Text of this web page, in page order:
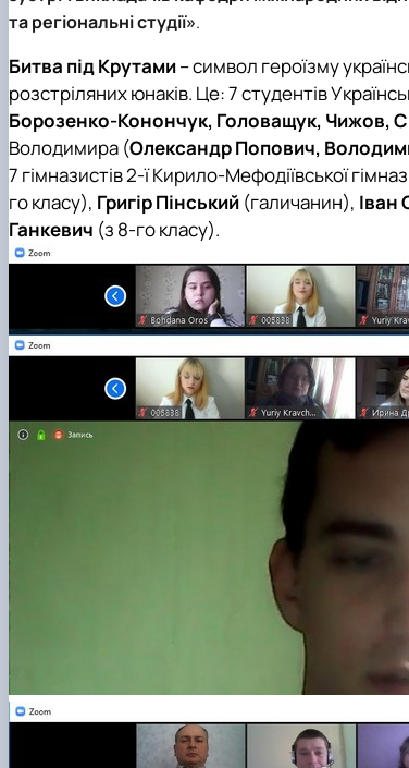
Фотостудія
Телестудія
Галерея відомих випускників
Відповідальні за інформаційне наповнення
Виховна робота
Пам'яті студентів та випускників факультету
Вартість навчання
Центр профорієнтаційної роботи та
ДЕНЬ ВІДКРИТИХ ДВЕРЕЙ
Старостат
Електронні навчальні курси (Elearn)
Наукові школи
та регіональні студії».
Битва під Крутами– символ героїзму
розстріляних юнаків. Це: 7 студентів
Борозенко-Конончук, Головащук, Чижов,
Володимира (Олександр Попович,
7 гімназистів 2-ї Кирило-Мефодіївської
го класу), Григір Пінський (галичанин), Іван
Ганкевич (з 8-го класу).